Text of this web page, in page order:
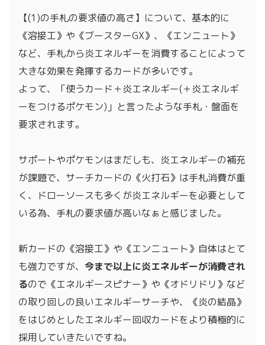
【(1)の手札の要求値の高さ】について、基本的に
《溶接工》や《ブースターGX》、《エンニュート》
など、手札から炎エネルギーを消費することによって
大きな効果を発揮するカードが多いです。
よって、「使うカード＋炎エネルギー(＋炎エネルギ
ーをつけるポケモン)」と言ったような手札・盤面を
要求されます。
サポートやポケモンはまだしも、炎エネルギーの補充
が課題で、サーチカードの《火打石》は手札消費が重
く、ドローソースも多くが炎エネルギーを必要として
いる為、手札の要求値が高いなぁと感じました。
新カードの《溶接工》や《エンニュート》自体はとて
も強力ですが、 今まで以上に炎エネルギーが消費され
るので《エネルギースピナー》や《オドリドリ》など
の取り回しの良いエネルギーサーチや、《炎の結晶》
をはじめとしたエネルギー回収カードをより積極的に
採用していきたいですね。